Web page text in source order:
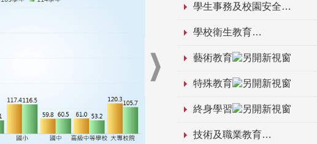
學生事務及校園安全
學校衛生教育
藝術教育
特殊教育
終身學習
技術及職業教育